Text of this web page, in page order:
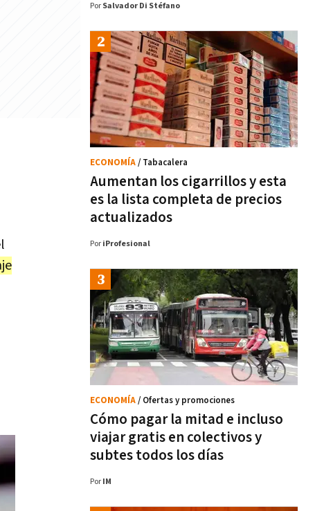
Por Salvador Di Stéfano
Aumentan los cigarrillos y esta
es la lista completa de precios
actualizados
ECONOMÍA/ Tabacalera
Por iProfesional
Cómo pagar la mitad e incluso
viajar gratis en colectivos y
subtes todos los días
ECONOMÍA/ Ofertas y promociones
Por IM